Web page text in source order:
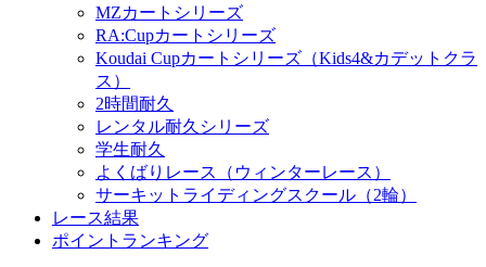
MZカートシリーズ
RA:Cupカートシリーズ
Koudai Cupカートシリーズ（Kids4&カデットクラ
ス）
2時間耐久
レンタル耐久シリーズ
学生耐久
よくばりレース（ウィンターレース）
サーキットライディングスクール（2輪）
レース結果
ポイントランキング